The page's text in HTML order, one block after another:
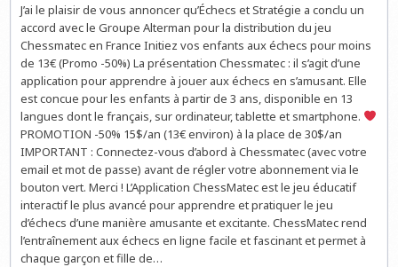
AUX
ÉCHECS
AVEC
CHESSMATEC
J’ai le plaisir de vous annoncer qu’Échecs et Stratégie a conclu un
accord avec le Groupe Alterman pour la distribution du jeu
Chessmatec en France Initiez vos enfants aux échecs pour moins
de 13€ (Promo -50%) La présentation Chessmatec : il s’agit d’une
application pour apprendre à jouer aux échecs en s’amusant. Elle
est concue pour les enfants à partir de 3 ans, disponible en 13
langues dont le français, sur ordinateur, tablette et smartphone.
PROMOTION -50% 15$/an (13€ environ) à la place de 30$/an
IMPORTANT : Connectez-vous d’abord à Chessmatec (avec votre
email et mot de passe) avant de régler votre abonnement via le
bouton vert. Merci ! L’Application ChessMatec est le jeu éducatif
interactif le plus avancé pour apprendre et pratiquer le jeu
d’échecs d’une manière amusante et excitante. ChessMatec rend
l’entraînement aux échecs en ligne facile et fascinant et permet à
chaque garçon et fille de…